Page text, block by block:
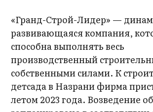
«Гранд-Строй-Лидер» —
развивающаяся компания,
способна выполнять весь
производственный
собственными силами. К
детсада в Назрани фирма
летом 2023 года. Возведение